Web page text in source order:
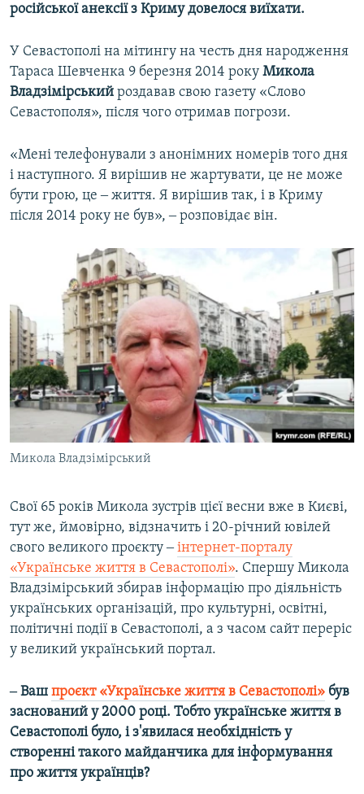
російської анексії з Криму довелося виїхати.
У Севастополі на мітингу на честь дня народження
Тараса Шевченка 9 березня 2014 року Микола
Владзімірський роздавав свою газету «Слово
Севастополя», після чого отримав погрози.
«Мені телефонували з анонімних номерів того дня
і наступного. Я вирішив не жартувати, це не може
бути грою, це ‒ життя. Я вирішив так, і в Криму
після 2014 року не був», ‒ розповідає він.
Микола Владзімірський
Свої 65 років Микола зустрів цієї весни вже в Києві,
тут же, ймовірно, відзначить і 20-річний ювілей
свого великого проєкту ‒інтернет-порталу
«Українське життя в Севастополі». Спершу Микола
Владзімірський збирав інформацію про діяльність
українських організацій, про культурні, освітні,
політичні події в Севастополі, а з часом сайт переріс
у великий український портал.
‒ Ваш проєкт «Українське життя в Севастополі» був
заснований у 2000 році. Тобто українське життя в
Севастополі було, і з'явилася необхідність у
створенні такого майданчика для інформування
про життя українців?